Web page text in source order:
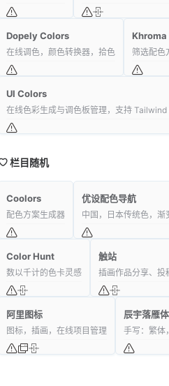
Dopely Colors
在线调色，颜色转换器，拾色
Khroma
筛选配色
UI Colors
在线色彩生成与调色板管理，支持 Tailwind
栏目随机
Coolors
配色方案生成器
优设配色导航
中国，日本传统色，渐
Color Hunt
数以千计的色卡灵感
触站
插画作品分享、投
阿里图标
图标，插画，在线项目管理
辰宇落雁体
手写：繁体